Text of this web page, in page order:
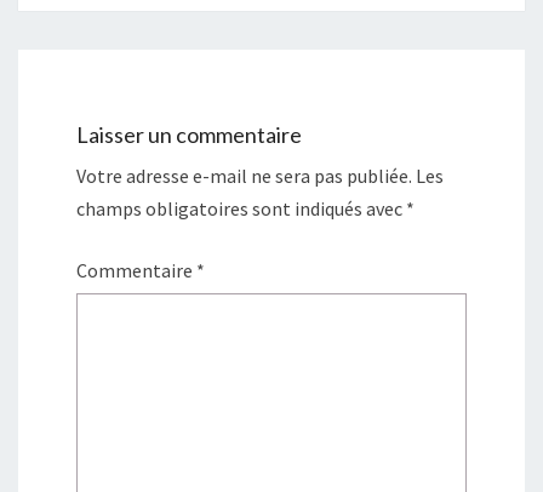
Laisser un commentaire
Votre adresse e-mail ne sera pas publiée. Les
champs obligatoires sont indiqués avec *
Commentaire *